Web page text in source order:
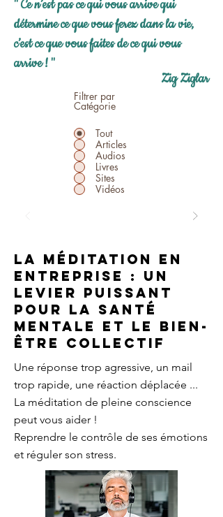
" Ce n’est pas ce qui vous arrive qui
détermine ce que vous ferez dans la vie,
c’est ce que vous faites de ce qui vous
arrive ! "
Zig Ziglar
Filtrer par
Catégorie
Tout
Articles
Audios
Livres
Sites
Vidéos
La méditation en
entreprise : Un
levier puissant
pour la santé
mentale et le bien-
être collectif
Une réponse trop agressive, un mail
trop rapide, une réaction déplacée ...
La méditation de pleine conscience
peut vous aider !
Reprendre le contrôle de ses émotions
et réguler son stress.